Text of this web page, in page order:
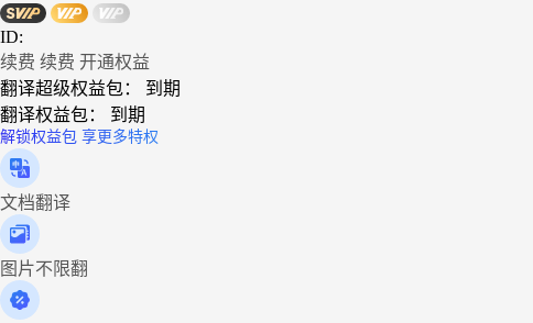
ID:
续费 续费 开通权益
翻译超级权益包：
到期
翻译权益包：
到期
解锁权益包 享更多特权
文档翻译
图片不限翻